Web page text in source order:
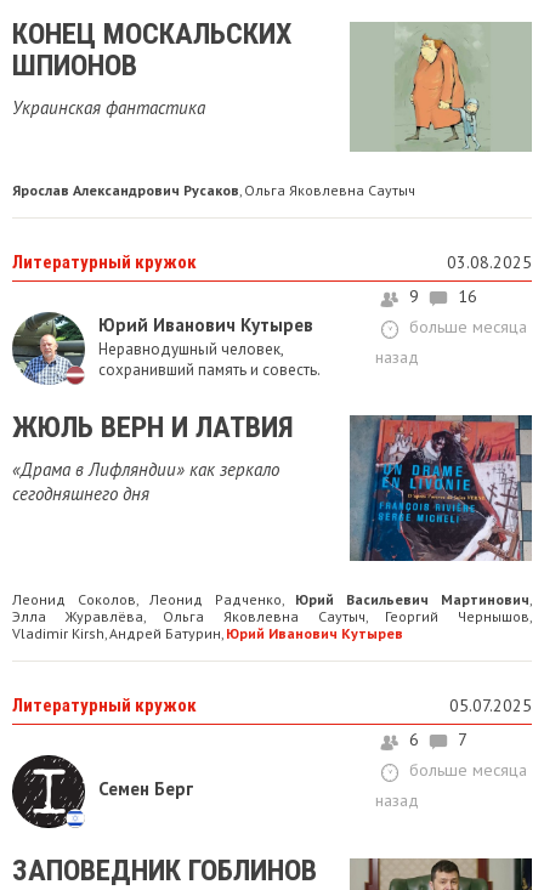
​КОНЕЦ МОСКАЛЬСКИХ
ШПИОНОВ
Украинская фантастика
Ярослав Александрович Русаков, Ольга Яковлевна Саутыч
Литературный кружок 03.08.2025
Юрий Иванович Кутырев
Неравнодушный человек,
сохранивший память и совесть.
9
16
больше месяца
назад
ЖЮЛЬ ВЕРН И ЛАТВИЯ
«Драма в Лифляндии» как зеркало
сегодняшнего дня
Леонид Соколов, Леонид Радченко, Юрий Васильевич Мартинович,
Элла Журавлёва, Ольга Яковлевна Саутыч, Георгий Чернышов,
Vladimir Kirsh,Андрей Батурин, Юрий Иванович Кутырев
Литературный кружок 05.07.2025
Семен Берг
6
7
больше месяца
назад
ЗАПОВЕДНИК ГОБЛИНОВ